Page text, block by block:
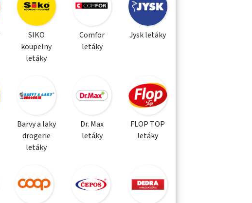
SIKO
koupelny
letáky
Comfor
letáky
Jysk letáky
Barvy a laky
drogerie
letáky
Dr. Max
letáky
FLOP TOP
letáky